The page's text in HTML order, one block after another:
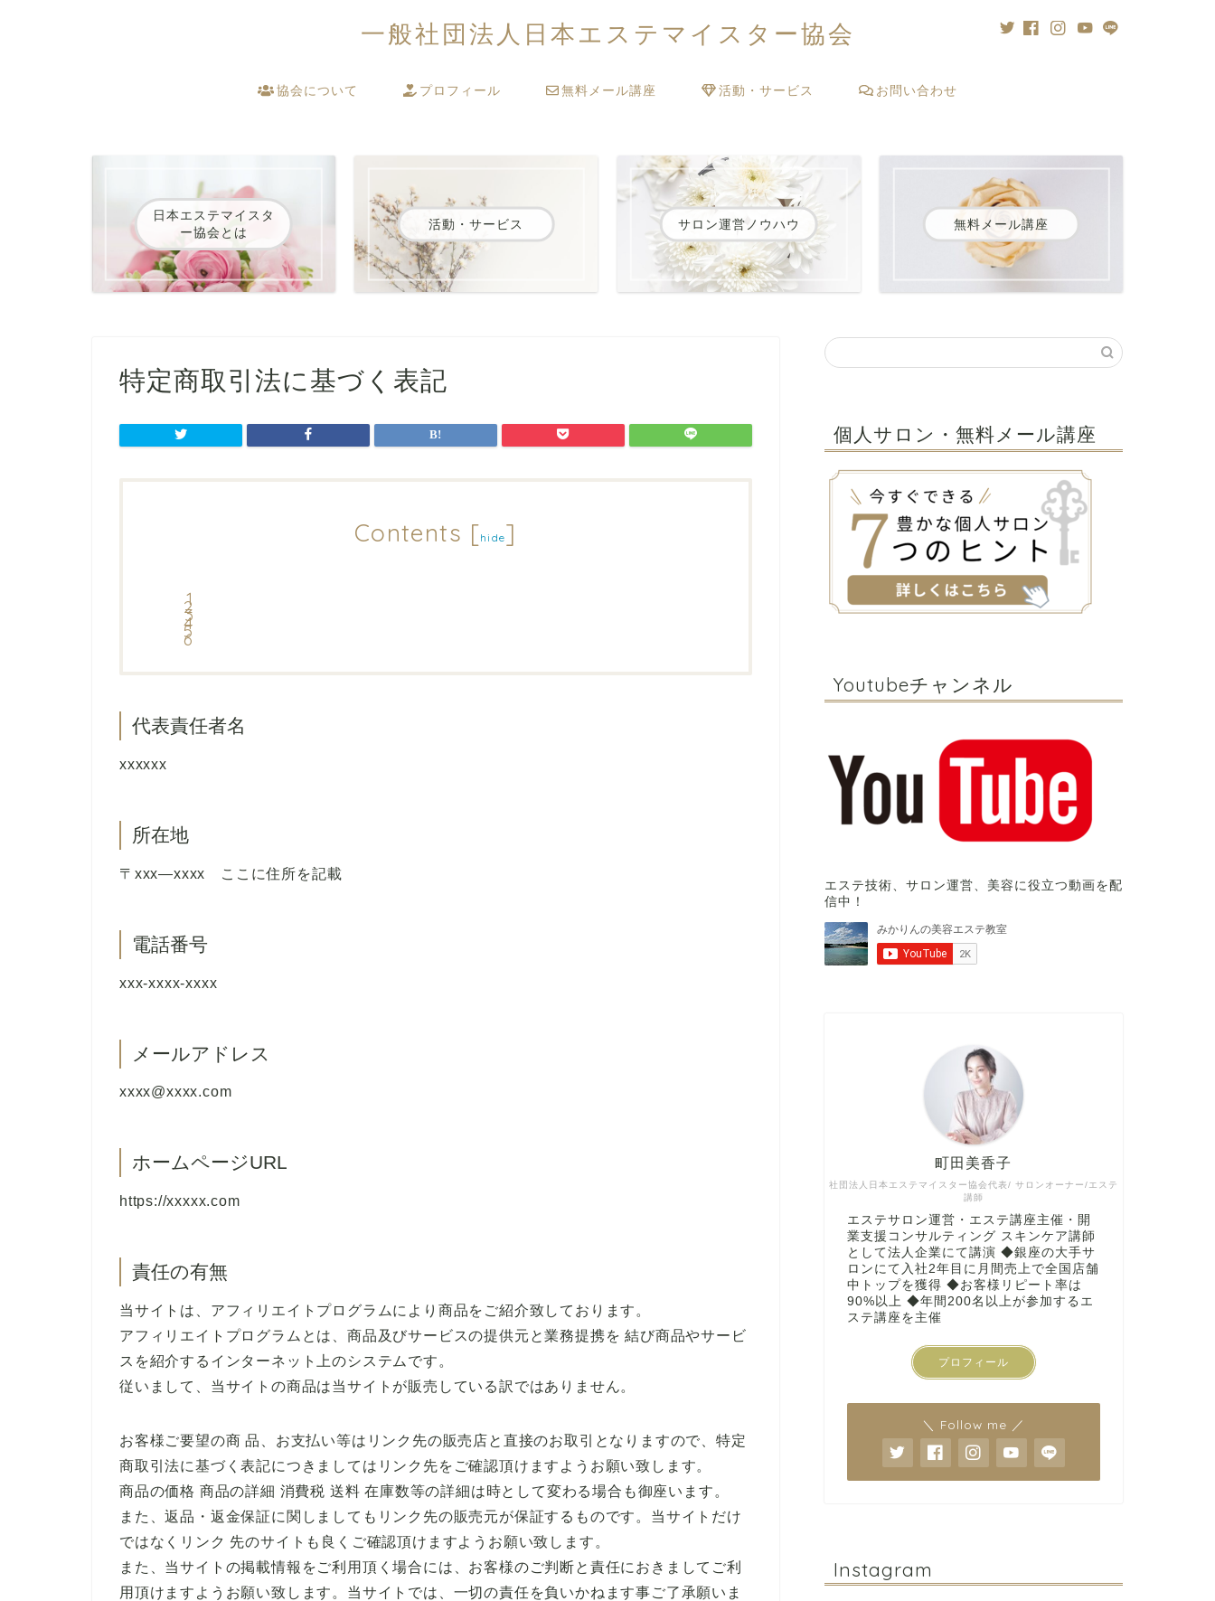
一般社団法人日本エステマイスター協会
協会について プロフィール 無料メール講座 活動・サービス お問い合わせ
日本エステマイスタ
ー協会とは
活動・サービス サロン運営ノウハウ 無料メール講座
特定商取引法に基づく表記
Contents [hide]
代表責任者名
xxxxxx
所在地
〒xxx―xxxx ここに住所を記載
電話番号
xxx-xxxx-xxxx
メールアドレス
xxxx@xxxx.com
ホームページURL
https://xxxxx.com
責任の有無
当サイトは、アフィリエイトプログラムにより商品をご紹介致しております。
アフィリエイトプログラムとは、商品及びサービスの提供元と業務提携を 結び商品やサービ
スを紹介するインターネット上のシステムです。
従いまして、当サイトの商品は当サイトが販売している訳ではありません。
お客様ご要望の商 品、お支払い等はリンク先の販売店と直接のお取引となりますので、特定
商取引法に基づく表記につきましてはリンク先をご確認頂けますようお願い致します。
商品の価格 商品の詳細 消費税 送料 在庫数等の詳細は時として変わる場合も御座います。
また、返品・返金保証に関しましてもリンク先の販売元が保証するものです。当サイトだけ
ではなくリンク 先のサイトも良くご確認頂けますようお願い致します。
また、当サイトの掲載情報をご利用頂く場合には、お客様のご判断と責任におきましてご利
用頂けますようお願い致します。当サイトでは、一切の責任を負いかねます事ご了承願いま
個人サロン・無料メール講座
Youtubeチャンネル
エステ技術、サロン運営、美容に役立つ動画を配
信中！
社団法人日本エステマイスター協会代表/ サロンオーナー/エステ
講師
町田美香子
エステサロン運営・エステ講座主催・開
業支援コンサルティング スキンケア講師
として法人企業にて講演 ◆銀座の大手サ
ロンにて入社2年目に月間売上で全国店舗
中トップを獲得 ◆お客様リピート率は
90%以上 ◆年間200名以上が参加するエ
ステ講座を主催
プロフィール
＼ Follow me ／
Instagram